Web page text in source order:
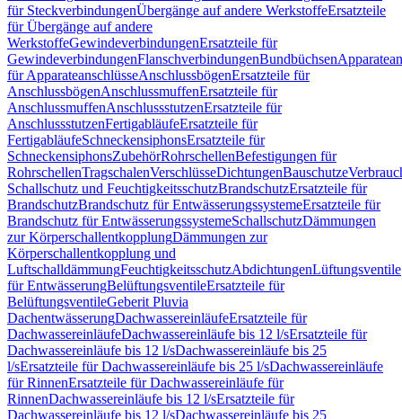
für SteckverbindungenÜbergänge auf andere WerkstoffeErsatzteile
für Übergänge auf andere
WerkstoffeGewindeverbindungenErsatzteile für
GewindeverbindungenFlanschverbindungenBundbüchsen
für ApparateanschlüsseAnschlussbögenErsatzteile für
AnschlussbögenAnschlussmuffenErsatzteile für
AnschlussmuffenAnschlussstutzenErsatzteile für
AnschlussstutzenFertigabläufeErsatzteile für
FertigabläufeSchneckensiphonsErsatzteile für
SchneckensiphonsZubehörRohrschellenBefestigungen für
RohrschellenTragschalenVerschlüsseDichtungenBauschutze
Schallschutz und FeuchtigkeitsschutzBrandschutzErsatzteile für
BrandschutzBrandschutz für EntwässerungssystemeErsatzteile für
Brandschutz für EntwässerungssystemeSchallschutzDämmungen
zur KörperschallentkopplungDämmungen zur
Körperschallentkopplung und
LuftschalldämmungFeuchtigkeitsschutzAbdichtungenLüftungsventile
für EntwässerungBelüftungsventileErsatzteile für
BelüftungsventileGeberit Pluvia
DachentwässerungDachwassereinläufeErsatzteile für
DachwassereinläufeDachwassereinläufe bis 12 l/sErsatzteile für
Dachwassereinläufe bis 12 l/sDachwassereinläufe bis 25
l/sErsatzteile für Dachwassereinläufe bis 25 l/sDachwassereinläufe
für RinnenErsatzteile für Dachwassereinläufe für
RinnenDachwassereinläufe bis 12 l/sErsatzteile für
Dachwassereinläufe bis 12 l/sDachwassereinläufe bis 25